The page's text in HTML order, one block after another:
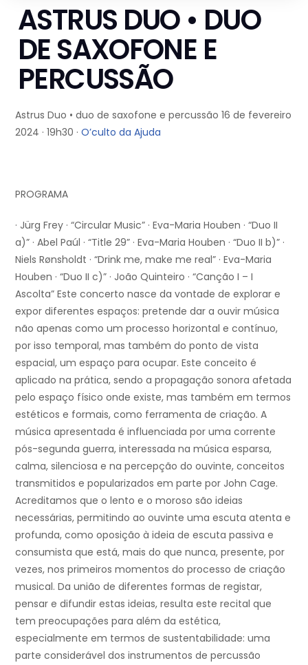
ASTRUS DUO • DUO
DE SAXOFONE E
PERCUSSÃO
Astrus Duo • duo de saxofone e percussão 16 de fevereiro
2024 · 19h30 · O’culto da Ajuda
PROGRAMA
· Jürg Frey · “Circular Music” · Eva-Maria Houben · “Duo II
a)” · Abel Paúl · “Title 29” · Eva-Maria Houben · “Duo II b)” ·
Niels Rønsholdt · “Drink me, make me real” · Eva-Maria
Houben · “Duo II c)” · João Quinteiro · “Canção I – I
Ascolta” Este concerto nasce da vontade de explorar e
expor diferentes espaços: pretende dar a ouvir música
não apenas como um processo horizontal e contínuo,
por isso temporal, mas também do ponto de vista
espacial, um espaço para ocupar. Este conceito é
aplicado na prática, sendo a propagação sonora afetada
pelo espaço físico onde existe, mas também em termos
estéticos e formais, como ferramenta de criação. A
música apresentada é influenciada por uma corrente
pós-segunda guerra, interessada na música esparsa,
calma, silenciosa e na percepção do ouvinte, conceitos
transmitidos e popularizados em parte por John Cage.
Acreditamos que o lento e o moroso são ideias
necessárias, permitindo ao ouvinte uma escuta atenta e
profunda, como oposição à ideia de escuta passiva e
consumista que está, mais do que nunca, presente, por
vezes, nos primeiros momentos do processo de criação
musical. Da união de diferentes formas de registar,
pensar e difundir estas ideias, resulta este recital que
tem preocupações para além da estética,
especialmente em termos de sustentabilidade: uma
parte considerável dos instrumentos de percussão